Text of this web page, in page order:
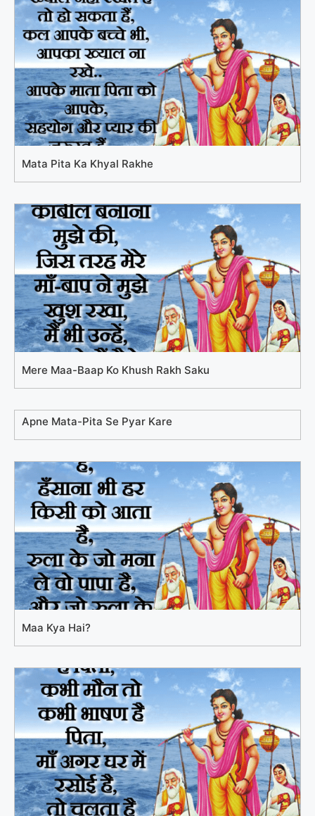
Mata Pita Ka Khyal Rakhe
Mere Maa-Baap Ko Khush Rakh Saku
Apne Mata-Pita Se Pyar Kare
Maa Kya Hai?